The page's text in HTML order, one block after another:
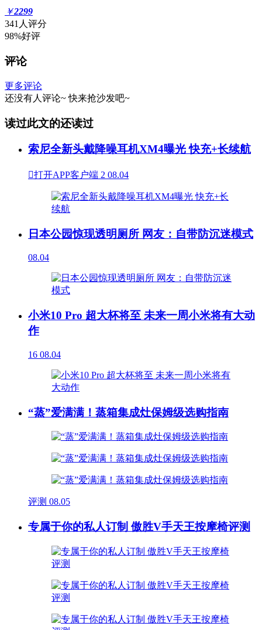
￥2299
341人评分
98%好评
评论
更多评论
还没有人评论~ 快来抢沙发吧~
读过此文的还读过
索尼全新头戴降噪耳机XM4曝光 快充+长续航
打开APP客户端 2 08.04
日本公园惊现透明厕所 网友：自带防沉迷模式
08.04
小米10 Pro 超大杯将至 未来一周小米将有大动
作
16 08.04
“蒸”爱满满！蒸箱集成灶保姆级选购指南
评测 08.05
专属于你的私人订制 傲胜V手天王按摩椅评测